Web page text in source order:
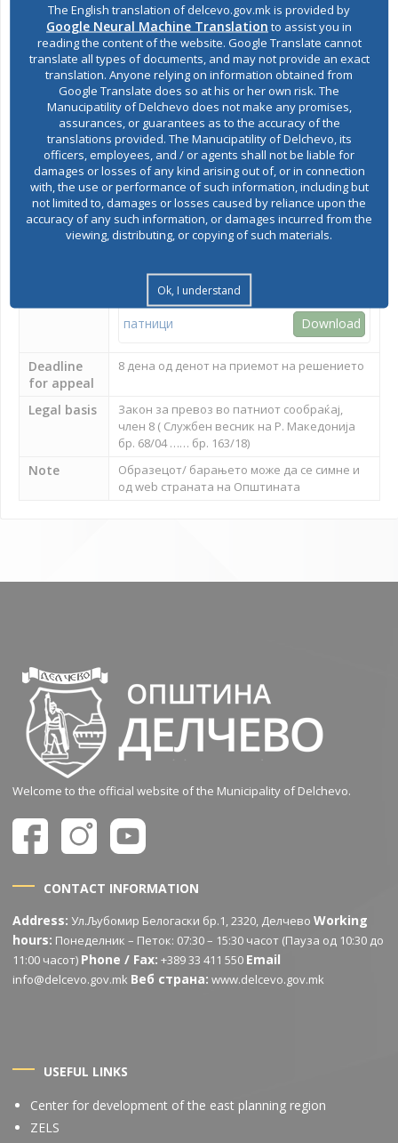
Place of
realization
Одделение за урбанизам, заштита на
животна средина, комунални дејности и
сообраќај
Deadline
realization
Во рок од 30 дена од денот на приемот на
барањето
Manner of
submitting
the service
/
document
In a way that the applicant has stated in the
request, as follows:
лично подигање од ОЦУ од страна
на подносителот – барателот на
услугата
по ПТТ пошта
Б А Р А Њ Е за издавање на извод од
лиценца за автотакси превоз на
патници
Download
Deadline
for appeal
8 дена од денот на приемот на решението
Legal basis
Закон за превоз во патниот сообраќај,
член 8 ( Службен весник на Р. Македонија
бр. 68/04 …… бр. 163/18)
Note
Образецот/ барањето може да се симне и
од web страната на Општината
Welcome to the official website of the Municipality of Delchevo.
CONTACT INFORMATION
Address: Ул.Љубомир Белогаски бр.1, 2320, ДелчевоWorking
hours: Понеделник – Петок: 07:30 – 15:30 часот (Пауза од 10:30 до
11:00 часот) Phone / Fax: +389 33 411 550 Email
info@delcevo.gov.mk Веб страна: www.delcevo.gov.mk
USEFUL LINKS
Center for development of the east planning region
ZELS
The English translation of delcevo.gov.mk is provided by
Google Neural Machine Translation to assist you in
reading the content of the website. Google Translate cannot
translate all types of documents, and may not provide an exact
translation. Anyone relying on information obtained from
Google Translate does so at his or her own risk. The
Manucipatility of Delchevo does not make any promises,
assurances, or guarantees as to the accuracy of the
translations provided. The Manucipatility of Delchevo, its
officers, employees, and / or agents shall not be liable for
damages or losses of any kind arising out of, or in connection
with, the use or performance of such information, including but
not limited to, damages or losses caused by reliance upon the
accuracy of any such information, or damages incurred from the
viewing, distributing, or copying of such materials.
Ok, I understand